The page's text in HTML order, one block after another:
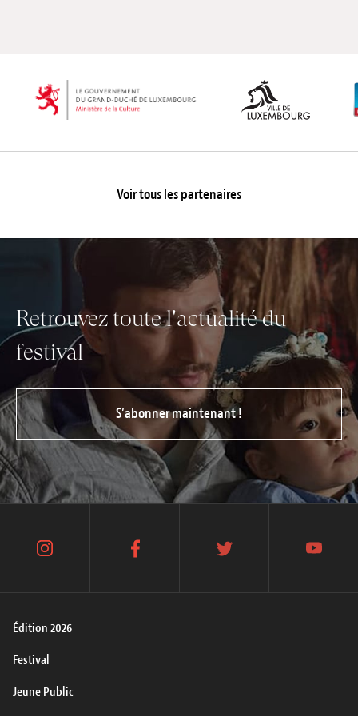
Voir tous les partenaires
Retrouvez toute l'actualité du
festival
S’abonner maintenant !
Édition 2026
Festival
Jeune Public
instagram facebook twitter youtube